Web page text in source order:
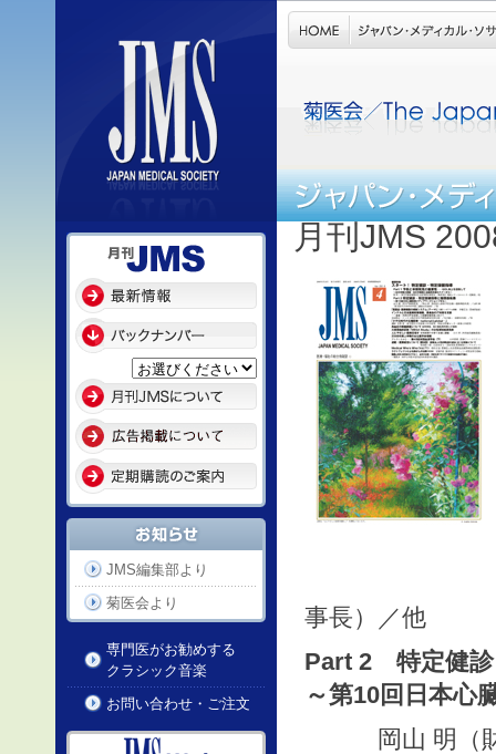
JMS編集部より
菊医会より
専門医がお勧めする
クラシック音楽
お問い合わせ・ご注文
月刊JMS
事長）／他
Part 2 特定健診
～第10回日本心
岡山 明（財団